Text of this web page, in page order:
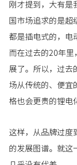
刚才提到，大有是
国市场追求的是超
都是插电式的，电
而在过去的20年里
展了。所以，过去
场从传统的、便宜
格也会更贵的锂电
这样，从品牌过度
的发展图谱。就这